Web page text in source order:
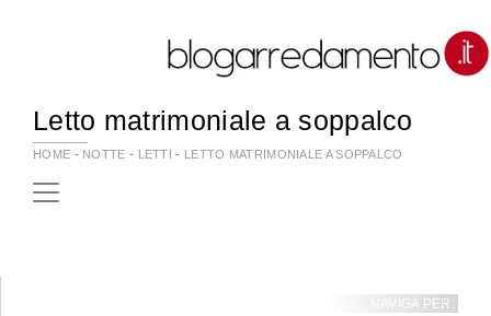
Letto matrimoniale a soppalco
HOME - NOTTE - LETTI - LETTO MATRIMONIALE A SOPPALCO
NAVIGA PER: